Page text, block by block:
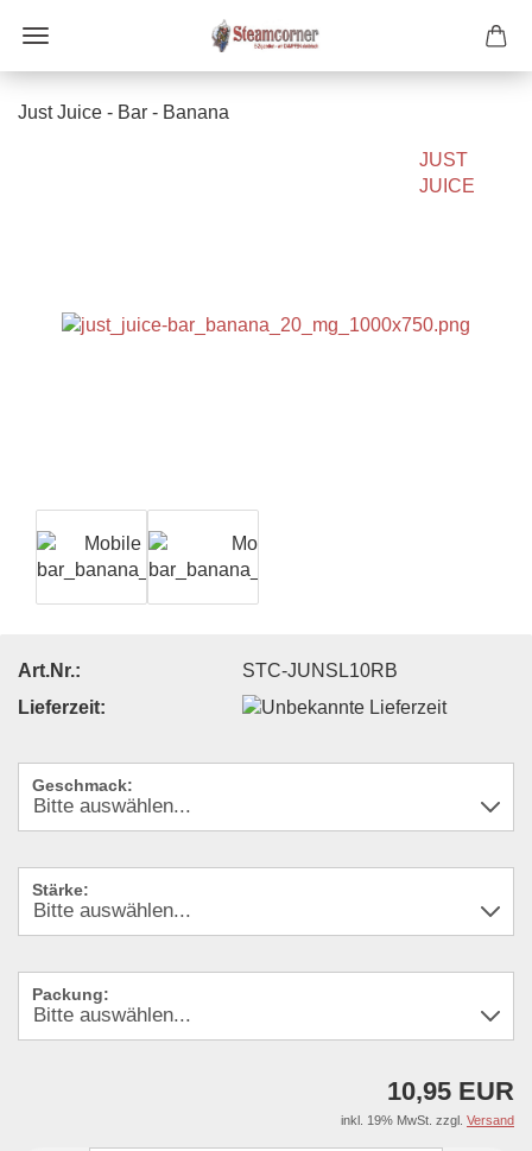
Just Juice - Bar - Banana
JUST
JUICE
Art.Nr.:
STC-JUNSL10RB
Lieferzeit:
Geschmack:
Stärke:
Packung:
10,95 EUR
inkl. 19% MwSt. zzgl. Versand